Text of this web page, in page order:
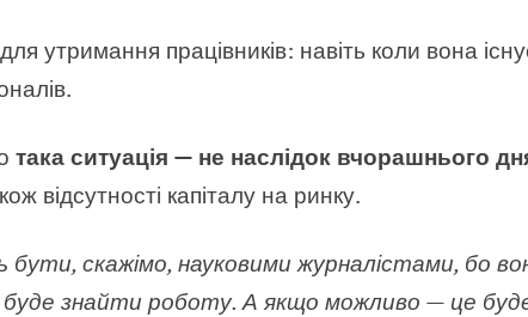
утримання працівників: навіть коли вона
така ситуація — не наслідок вчорашнього
відсутності капіталу на ринку.
бути, скажімо, науковими журналістами, бо
знайти роботу. А якщо можливо — це